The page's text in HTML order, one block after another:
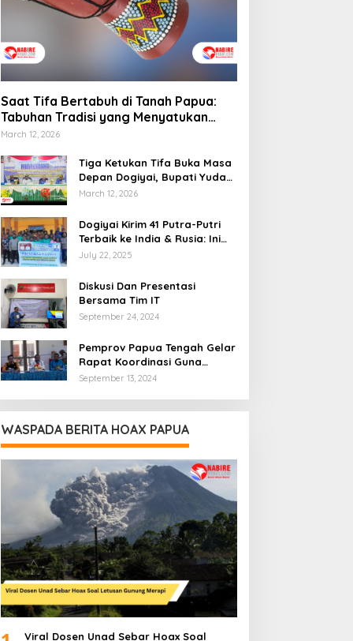
Saat Tifa Bertabuh di Tanah Papua:
Tabuhan Tradisi yang Menyatukan
Budaya dan Kehidupan Sosial
March 12, 2026
Tiga Ketukan Tifa Buka Masa
Depan Dogiyai, Bupati Yudas
Tebai Resmi Mulai
March 12, 2026
Dogiyai Kirim 41 Putra-Putri
Terbaik ke India & Rusia: Ini
Komitmen Nyata Bupati
Masa Depan
July 22, 2025
Diskusi Dan Presentasi
Bersama Tim IT
September 24, 2024
Pemprov Papua Tengah Gelar
Rapat Koordinasi Guna
Optimalkan Pengelolaan
September 13, 2024
WASPADA BERITA HOAX PAPUA
Viral Dosen Unad Sebar Hoax Soal